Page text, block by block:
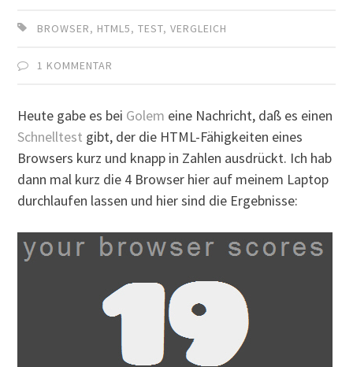
BROWSER, HTML5,TEST,VERGLEICH
1 KOMMENTAR
Heute gabe es bei Golem eine Nachricht, daß es einen
Schnelltest gibt, der die HTML-Fähigkeiten eines
Browsers kurz und knapp in Zahlen ausdrückt. Ich hab
dann mal kurz die 4 Browser hier auf meinem Laptop
durchlaufen lassen und hier sind die Ergebnisse: